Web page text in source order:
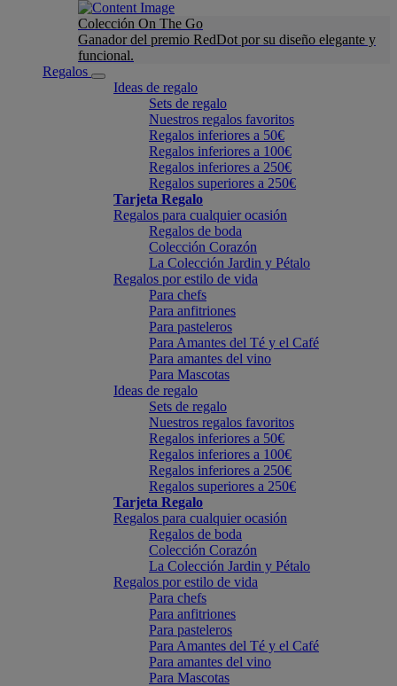
Colección On The Go
Ganador del premio RedDot por su diseño elegante y
funcional.
Regalos
Ideas de regalo
Sets de regalo
Nuestros regalos favoritos
Regalos inferiores a 50€
Regalos inferiores a 100€
Regalos inferiores a 250€
Regalos superiores a 250€
Tarjeta Regalo
Regalos para cualquier ocasión
Regalos de boda
Colección Corazón
La Colección Jardin y Pétalo
Regalos por estilo de vida
Para chefs
Para anfitriones
Para pasteleros
Para Amantes del Té y el Café
Para amantes del vino
Para Mascotas
Ideas de regalo
Sets de regalo
Nuestros regalos favoritos
Regalos inferiores a 50€
Regalos inferiores a 100€
Regalos inferiores a 250€
Regalos superiores a 250€
Tarjeta Regalo
Regalos para cualquier ocasión
Regalos de boda
Colección Corazón
La Colección Jardin y Pétalo
Regalos por estilo de vida
Para chefs
Para anfitriones
Para pasteleros
Para Amantes del Té y el Café
Para amantes del vino
Para Mascotas